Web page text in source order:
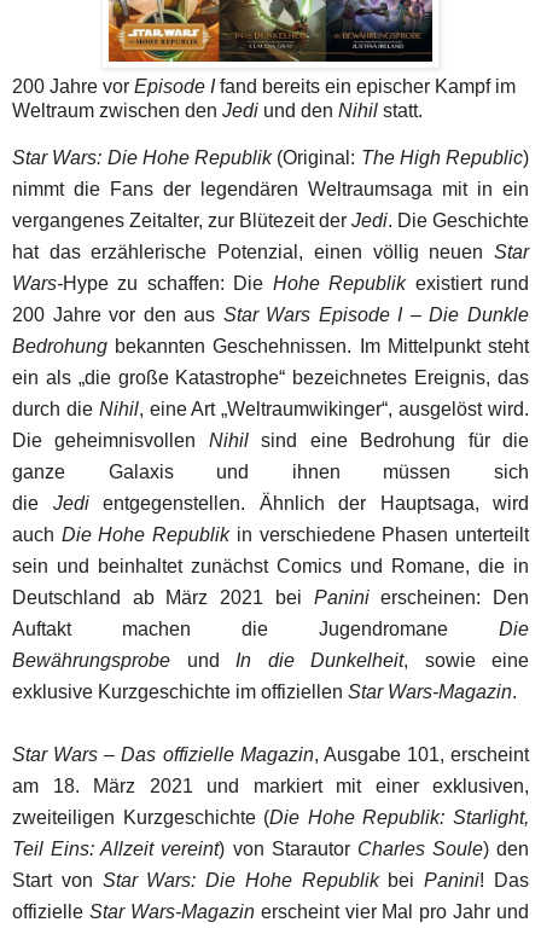
200 Jahre vor Episode Ifand bereits ein epischer Kampf im
Weltraum zwischen den Jedi und den Nihil statt.
Star Wars: Die Hohe Republik(Original: The High Republic)
nimmt die Fans der legendären Weltraumsaga mit in ein
vergangenes Zeitalter, zur Blütezeit der Jedi. Die Geschichte
hat das erzählerische Potenzial, einen völlig neuen Star
Wars-Hype zu schaffen: Die Hohe Republikexistiert rund
200 Jahre vor den aus Star Wars Episode I – Die Dunkle
Bedrohung bekannten Geschehnissen. Im Mittelpunkt steht
ein als „die große Katastrophe“ bezeichnetes Ereignis, das
durch die Nihil, eine Art „Weltraumwikinger“, ausgelöst wird.
Die geheimnisvollen Nihilsind eine Bedrohung für die
ganze Galaxis und ihnen müssen sich
die Jedientgegenstellen. Ähnlich der Hauptsaga, wird
auch Die Hohe Republikin verschiedene Phasen unterteilt
sein und beinhaltet zunächst Comics und Romane, die in
Deutschland ab März 2021 bei Paninierscheinen: Den
Auftakt machen die Jugendromane Die
Bewährungsprobe und In die Dunkelheit, sowie eine
exklusive Kurzgeschichte im offiziellen Star Wars-Magazin.
Star Wars – Das offizielle Magazin, Ausgabe 101, erscheint
am 18. März 2021 und markiert mit einer exklusiven,
zweiteiligen Kurzgeschichte (Die Hohe Republik: Starlight,
Teil Eins: Allzeit vereint) von Starautor Charles Soule) den
Start von Star Wars: Die Hohe RepublikbeiPanini! Das
offizielle Star Wars-Magazinerscheint vier Mal pro Jahr und